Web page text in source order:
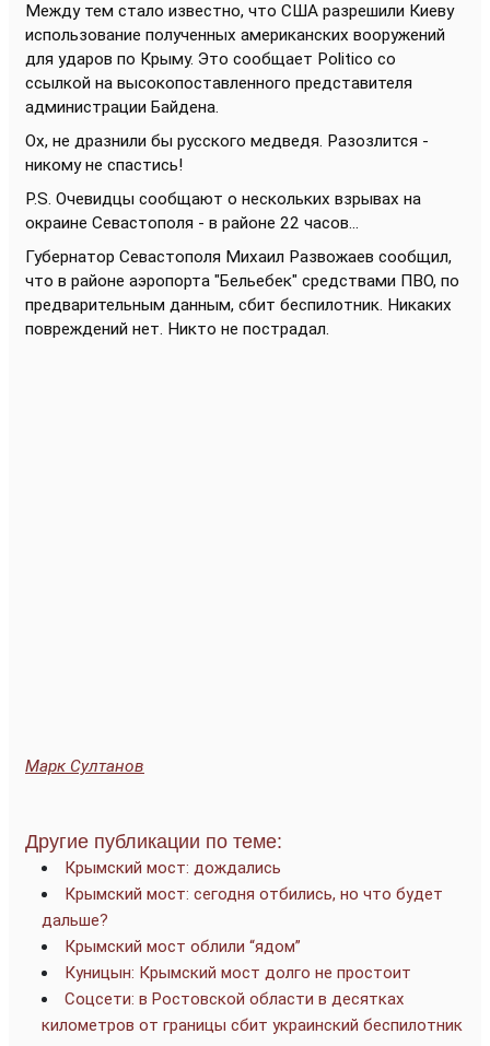
Между тем стало известно, что США разрешили Киеву
использование полученных американских вооружений
для ударов по Крыму. Это сообщает Politico со
ссылкой на высокопоставленного представителя
администрации Байдена.
Ох, не дразнили бы русского медведя. Разозлится -
никому не спастись!
P.S. Очевидцы сообщают о нескольких взрывах на
окраине Севастополя - в районе 22 часов...
Губернатор Севастополя Михаил Развожаев сообщил,
что в районе аэропорта "Бельебек" средствами ПВО, по
предварительным данным, сбит беспилотник. Никаких
повреждений нет. Никто не пострадал.
Марк Султанов
Другие публикации по теме:
Крымский мост: дождались
Крымский мост: сегодня отбились, но что будет
дальше?
Крымский мост облили “ядом”
Куницын: Крымский мост долго не простоит
Соцсети: в Ростовской области в десятках
километров от границы сбит украинский беспилотник